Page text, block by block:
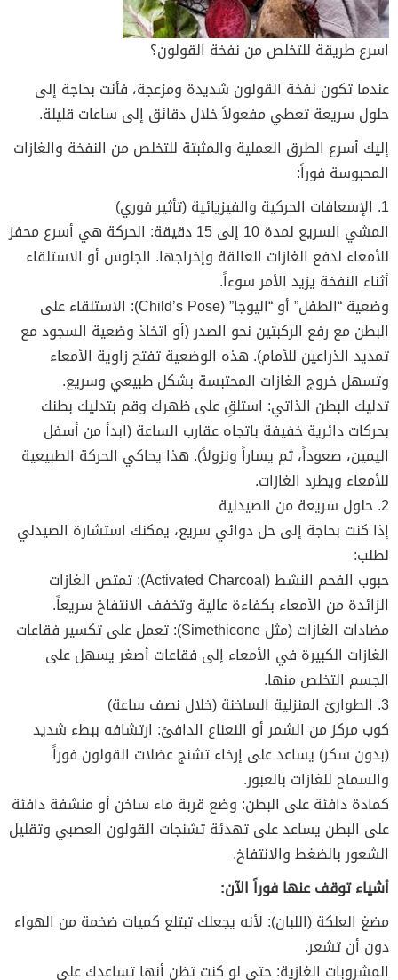
اسرع طريقة للتخلص من نفخة القولون؟
عندما تكون نفخة القولون شديدة ومزعجة، فأنت بحاجة إلى
حلول سريعة تعطي مفعولاً خلال دقائق إلى ساعات قليلة.
إليك أسرع الطرق العملية والمثبتة للتخلص من النفخة والغازات
المحبوسة فوراً:
1. الإسعافات الحركية والفيزيائية (تأثير فوري)
المشي السريع لمدة 10 إلى 15 دقيقة: الحركة هي أسرع محفز
للأمعاء لدفع الغازات العالقة وإخراجها. الجلوس أو الاستلقاء
أثناء النفخة يزيد الأمر سوءاً.
وضعية “الطفل” أو “اليوجا” (Child’s Pose): الاستلقاء على
البطن مع رفع الركبتين نحو الصدر (أو اتخاذ وضعية السجود مع
تمديد الذراعين للأمام). هذه الوضعية تفتح زاوية الأمعاء
وتسهل خروج الغازات المحتبسة بشكل طبيعي وسريع.
تدليك البطن الذاتي: استلقِ على ظهرك وقم بتدليك بطنك
بحركات دائرية خفيفة باتجاه عقارب الساعة (ابدأ من أسفل
اليمين، صعوداً، ثم يساراً ونزولاً). هذا يحاكي الحركة الطبيعية
للأمعاء ويطرد الغازات.
2. حلول سريعة من الصيدلية
إذا كنت بحاجة إلى حل دوائي سريع، يمكنك استشارة الصيدلي
لطلب:
حبوب الفحم النشط (Activated Charcoal): تمتص الغازات
الزائدة من الأمعاء بكفاءة عالية وتخفف الانتفاخ سريعاً.
مضادات الغازات (مثل Simethicone): تعمل على تكسير فقاعات
الغازات الكبيرة في الأمعاء إلى فقاعات أصغر يسهل على
الجسم التخلص منها.
3. الطوارئ المنزلية الساخنة (خلال نصف ساعة)
كوب مركز من الشمر أو النعناع الدافئ: ارتشافه ببطء شديد
(بدون سكر) يساعد على إرخاء تشنج عضلات القولون فوراً
والسماح للغازات بالعبور.
كمادة دافئة على البطن: وضع قربة ماء ساخن أو منشفة دافئة
على البطن يساعد على تهدئة تشنجات القولون العصبي وتقليل
الشعور بالضغط والانتفاخ.
أشياء توقف عنها فوراً الآن:
مضغ العلكة (اللبان): لأنه يجعلك تبتلع كميات ضخمة من الهواء
دون أن تشعر.
المشروبات الغازية: حتى لو كنت تظن أنها تساعدك على